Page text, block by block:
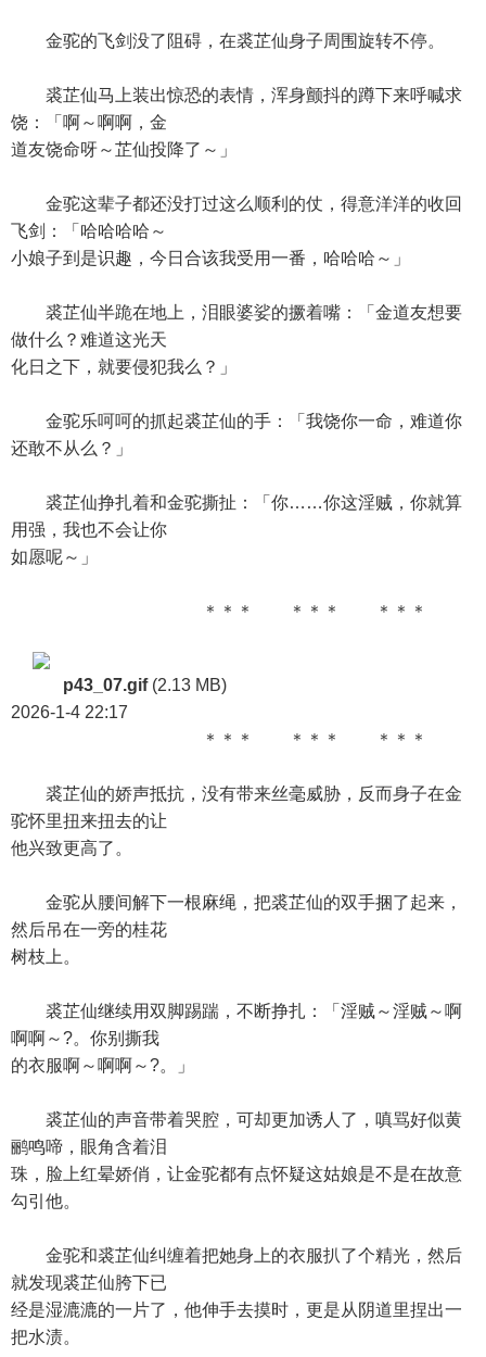
金驼的飞剑没了阻碍，在裘芷仙身子周围旋转不停。
裘芷仙马上装出惊恐的表情，浑身颤抖的蹲下来呼喊求
饶：「啊～啊啊，金
道友饶命呀～芷仙投降了～」
金驼这辈子都还没打过这么顺利的仗，得意洋洋的收回
飞剑：「哈哈哈哈～
小娘子到是识趣，今日合该我受用一番，哈哈哈～」
裘芷仙半跪在地上，泪眼婆娑的撅着嘴：「金道友想要
做什么？难道这光天
化日之下，就要侵犯我么？」
金驼乐呵呵的抓起裘芷仙的手：「我饶你一命，难道你
还敢不从么？」
裘芷仙挣扎着和金驼撕扯：「你……你这淫贼，你就算
用强，我也不会让你
如愿呢～」
＊＊＊ ＊＊＊ ＊＊＊
p43_07.gif(2.13 MB)
2026-1-4 22:17
＊＊＊ ＊＊＊ ＊＊＊
裘芷仙的娇声抵抗，没有带来丝毫威胁，反而身子在金
驼怀里扭来扭去的让
他兴致更高了。
金驼从腰间解下一根麻绳，把裘芷仙的双手捆了起来，
然后吊在一旁的桂花
树枝上。
裘芷仙继续用双脚踢踹，不断挣扎：「淫贼～淫贼～啊
啊啊～?。你别撕我
的衣服啊～啊啊～?。」
裘芷仙的声音带着哭腔，可却更加诱人了，嗔骂好似黄
鹂鸣啼，眼角含着泪
珠，脸上红晕娇俏，让金驼都有点怀疑这姑娘是不是在故意
勾引他。
金驼和裘芷仙纠缠着把她身上的衣服扒了个精光，然后
就发现裘芷仙胯下已
经是湿漉漉的一片了，他伸手去摸时，更是从阴道里捏出一
把水渍。